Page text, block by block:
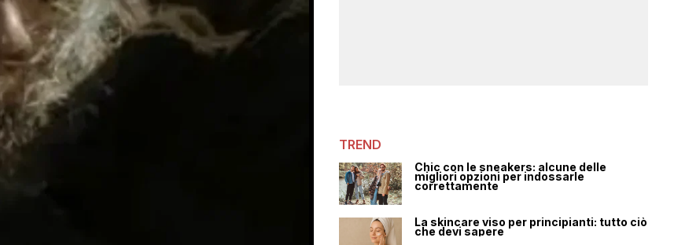
TREND
Chic con le sneakers: alcune delle
migliori opzioni per indossarle
correttamente
La skincare viso per principianti: tutto ciò
che devi sapere